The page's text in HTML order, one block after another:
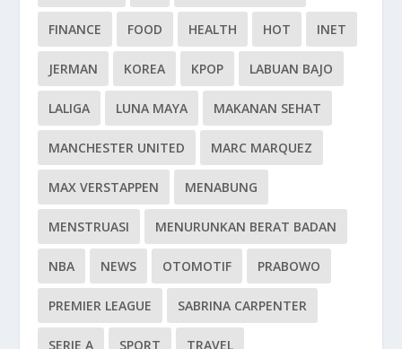
FINANCE FOOD HEALTH HOT INET
JERMAN KOREA KPOP LABUAN BAJO
LALIGA LUNA MAYA MAKANAN SEHAT
MANCHESTER UNITED MARC MARQUEZ
MAX VERSTAPPEN MENABUNG
MENSTRUASI MENURUNKAN BERAT BADAN
NBA NEWS OTOMOTIF PRABOWO
PREMIER LEAGUE SABRINA CARPENTER
SERIE A SPORT TRAVEL